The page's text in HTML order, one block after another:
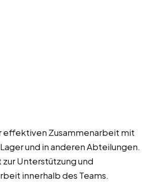
effektiven Zusammenarbeit mit
und in anderen Abteilungen.
Unterstützung und
innerhalb des Teams.